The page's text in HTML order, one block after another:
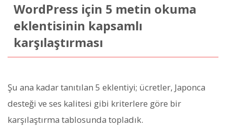
WordPress için 5 metin okuma
eklentisinin kapsamlı
karşılaştırması
Şu ana kadar tanıtılan 5 eklentiyi; ücretler, Japonca
desteği ve ses kalitesi gibi kriterlere göre bir
karşılaştırma tablosunda topladık.